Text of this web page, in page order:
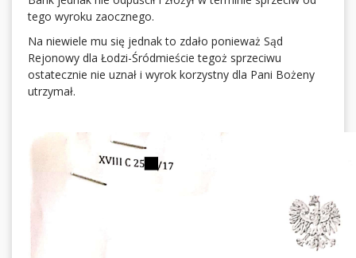
tego wyroku zaocznego.
Na niewiele mu się jednak to zdało ponieważ Sąd
Rejonowy dla Łodzi-Śródmieście tegoż sprzeciwu
ostatecznie nie uznał i wyrok korzystny dla Pani Bożeny
utrzymał.